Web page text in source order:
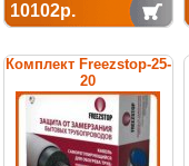
10102р.
Комплект Freezstop-25-
20